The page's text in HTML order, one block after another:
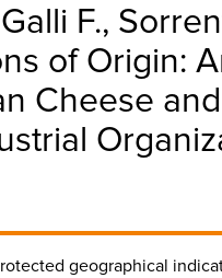
F.,
of Origin:
Cheese
geographical